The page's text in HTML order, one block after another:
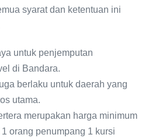
syarat dan ketentuan ini
untuk penjemputan
di Bandara.
berlaku untuk daerah yang
utama.
merupakan harga minimum
orang penumpang 1 kursi